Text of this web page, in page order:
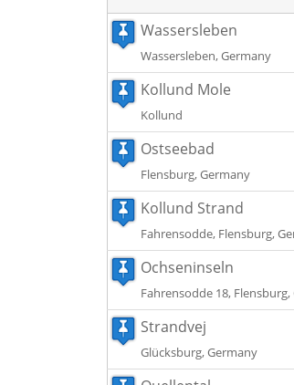
Wassersleben
Wassersleben, Germany
Kollund Mole
Kollund
Ostseebad
Flensburg, Germany
Kollund Strand
Fahrensodde, Flensburg,
Ochseninseln
Fahrensodde 18,
Strandvej
Glücksburg, Germany